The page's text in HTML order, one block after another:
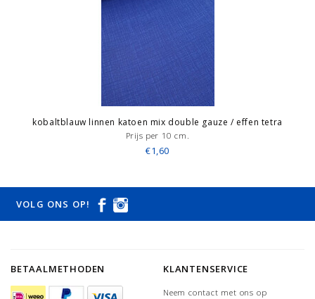
kobaltblauw linnen katoen mix double gauze / effen tetra
Prijs per 10 cm.
€1,60
VOLG ONS OP!
BETAALMETHODEN KLANTENSERVICE
Neem contact met ons op